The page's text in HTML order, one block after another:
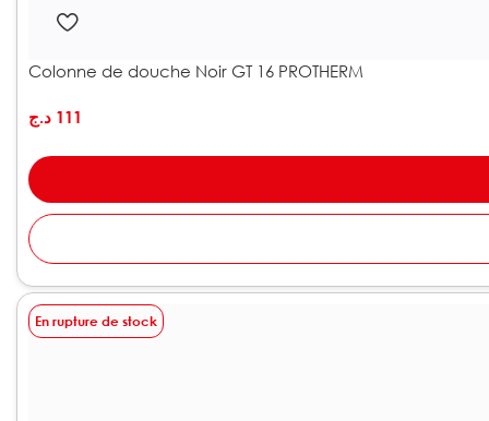
Colonne de douche Noir GT 16 PROTHERM
111 د.ج
En rupture de stock